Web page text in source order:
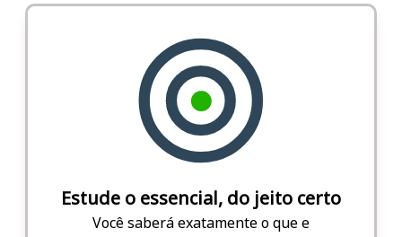
Estude o essencial, do jeito certo
Você saberá exatamente o que e